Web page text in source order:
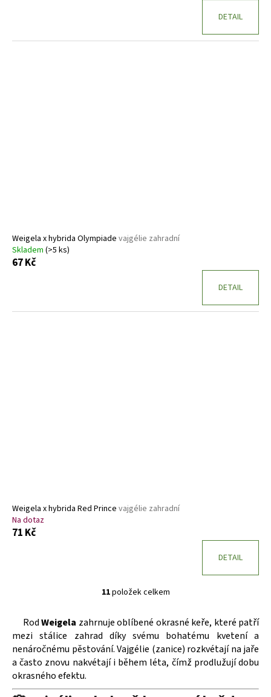
DETAIL
Weigela x hybrida Olympiade vajgélie zahradní
Skladem (>5 ks)
67 Kč
DETAIL
Weigela x hybrida Red Prince vajgélie zahradní
Na dotaz
71 Kč
DETAIL
O
l
á
d
a
í
11položek celkem
RodWeigela zahrnuje oblíbené okrasné keře, které patří
mezi stálice zahrad díky svému bohatému kvetení a
nenáročnému pěstování. Vajgélie (zanice) rozkvétají na jaře
a často znovu nakvétají i během léta, čímž prodlužují dobu
okrasného efektu.